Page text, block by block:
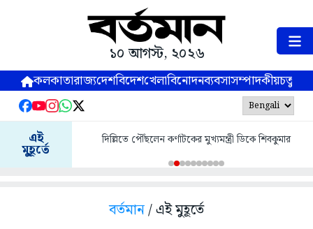
১০ আগস্ট, ২০২৬
কলকাতারাজ্যদেশবিদেশখেলাবিনোদনব্যবসাসম্পাদকীয়
এই
মুহূর্তে
দিল্লিতে পৌঁছলেন কর্ণাটকের মুখ্যমন্ত্রী ডিকে শিবকুমার
বর্তমান/ এই মুহূর্তে